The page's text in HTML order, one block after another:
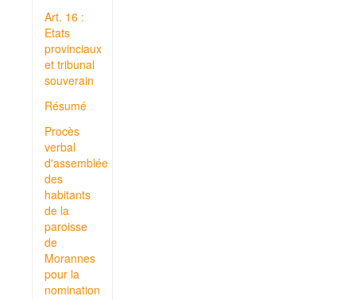
Art. 16 :
Etats
provinciaux
et tribunal
souverain
Résumé
Procès
verbal
d'assemblée
des
habitants
de la
paroisse
de
Morannes
pour la
nomination